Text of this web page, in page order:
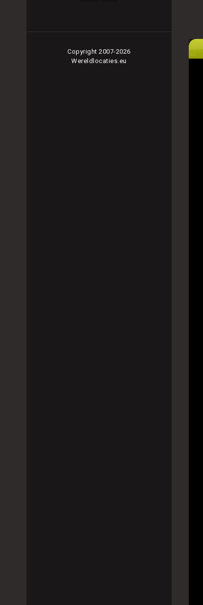
Copyright 2007-2026
Wereldlocaties.eu